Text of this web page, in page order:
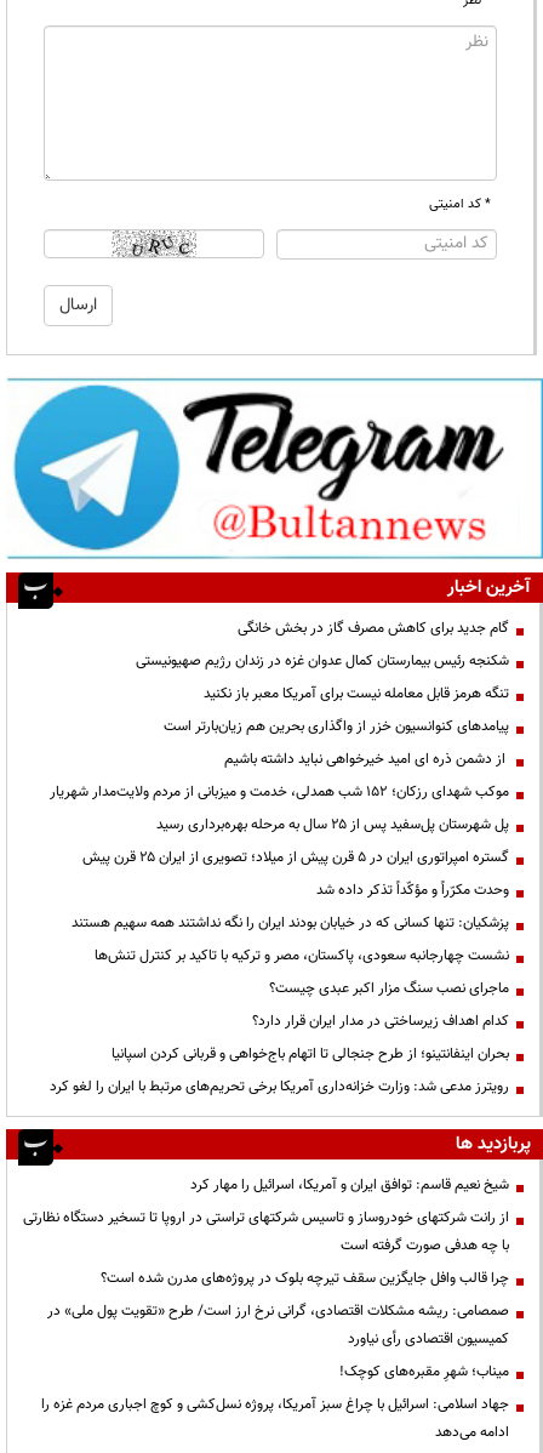
* کد امنیتی
آخرین اخبار
گام جدید برای کاهش مصرف گاز در بخش خانگی
شکنجه رئیس بیمارستان کمال عدوان غزه در زندان رژیم صهیونیستی
تنگه هرمز قابل معامله نیست برای آمریکا معبر باز نکنید
پیامدهای کنوانسیون خزر از واگذاری بحرین هم زیان‌بارتر است
از دشمن ذره ای امید خیرخواهی نباید داشته باشیم
موکب شهدای رزکان؛ ۱۵۲ شب همدلی، خدمت و میزبانی از مردم ولایت‌مدار شهریار
پل شهرستان پل‌سفید پس از ۲۵ سال به مرحله بهره‌برداری رسید
گستره امپراتوری ایران در ۵ قرن پیش از میلاد؛ تصویری از ایران ۲۵ قرن پیش
وحدت مکرّراً و مؤکّداً تذکر داده شد
پزشکیان: تنها کسانی که در خیابان بودند ایران را نگه نداشتند همه سهیم هستند
نشست چهارجانبه سعودی، پاکستان، مصر و ترکیه با تاکید بر کنترل تنش‌ها
ماجرای نصب سنگ مزار اکبر عبدی چیست؟
کدام اهداف زیرساختی در مدار ایران قرار دارد؟
بحران اینفانتینو؛ از طرح جنجالی تا اتهام باج‌خواهی و قربانی کردن اسپانیا
رویترز مدعی شد: وزارت خزانه‌داری آمریکا برخی تحریم‌های مرتبط با ایران را لغو کرد
پربازدید ها
شیخ نعیم قاسم: توافق ایران و آمریکا، اسرائیل را مهار کرد
از رانت‌ شرکتهای خودروساز و تاسیس شرکتهای تراستی در اروپا تا تسخیر دستگاه نظارتی
با چه هدفی صورت گرفته است
چرا قالب وافل جایگزین سقف تیرچه بلوک در پروژه‌های مدرن شده است؟
صمصامی: ریشه مشکلات اقتصادی، گرانی نرخ ارز است/ طرح «تقویت پول ملی» در
کمیسیون اقتصادی رأی نیاورد
میناب؛ شهرِ مقبره‌های کوچک!
جهاد اسلامی: اسرائیل با چراغ سبز آمریکا، پروژه نسل‌کشی و کوچ اجباری مردم غزه را
ادامه می‌دهد